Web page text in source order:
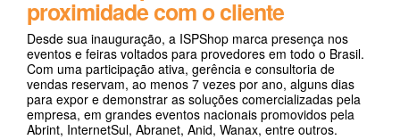
proximidade com o cliente
Desde sua inauguração, a ISPShop marca presença nos
eventos e feiras voltados para provedores em todo o Brasil.
Com uma participação ativa, gerência e consultoria de
vendas reservam, ao menos 7 vezes por ano, alguns dias
para expor e demonstrar as soluções comercializadas pela
empresa, em grandes eventos nacionais promovidos pela
Abrint, InternetSul, Abranet, Anid, Wanax, entre outros.